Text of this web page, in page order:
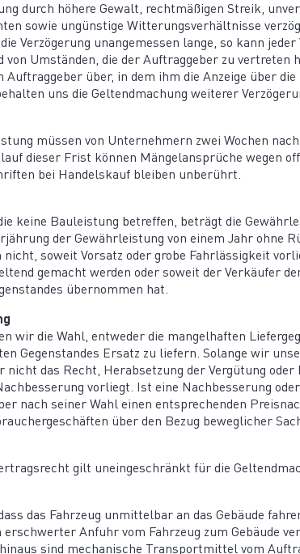
durch höhere Gewalt, recht­mä­ßigen Streik,
sowie ungünstige Witte­rungs­ver­hält­nisse
Verzö­gerung unange­messen lange, so kann
Umständen, die der Auftrag­geber zu
Auftrag­geber über, in dem ihm die Anzeige über
uns die Geltend­ma­chung weiterer
müssen von Unter­nehmern zwei Wochen
dieser Frist können Mängel­an­sprüche wegen
bei Handelskauf bleiben unberührt.
keine Bauleistung betreffen, beträgt die
der Gewähr­leistung von einem Jahr ohne
nicht, soweit Vorsatz oder grobe Fahrläs­sigkeit
gemacht werden oder soweit der Verkäufer
übernommen hat.
wir die Wahl, entweder die mangel­haften
Gegen­standes Ersatz zu liefern. Solange wir
das Recht, Herab­setzung der Vergütung oder
vorliegt. Ist eine Nachbes­serung
nach seiner Wahl einen entspre­chenden
über den Bezug beweg­licher
gilt unein­ge­schränkt für die
das Fahrzeug unmit­telbar an das Gebäude
Anfuhr vom Fahrzeug zum Gebäude
sind mecha­nische Trans­port­mittel vom